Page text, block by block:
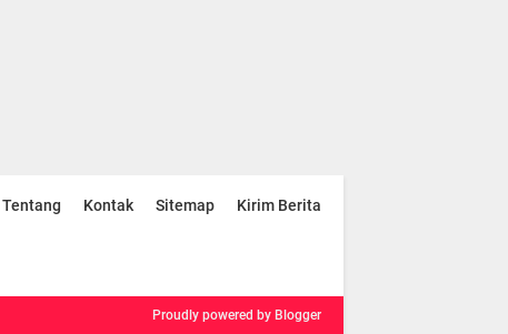
Tentang Kontak Sitemap Kirim Berita
Proudly powered by Blogger